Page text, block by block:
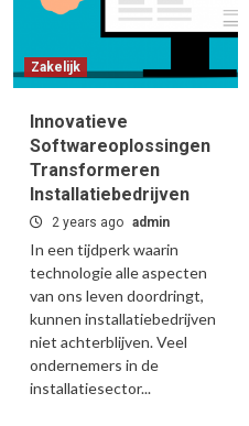
Zakelijk
Innovatieve
Softwareoplossingen
Transformeren
Installatiebedrijven
2 years ago admin
In een tijdperk waarin
technologie alle aspecten
van ons leven doordringt,
kunnen installatiebedrijven
niet achterblijven. Veel
ondernemers in de
installatiesector...